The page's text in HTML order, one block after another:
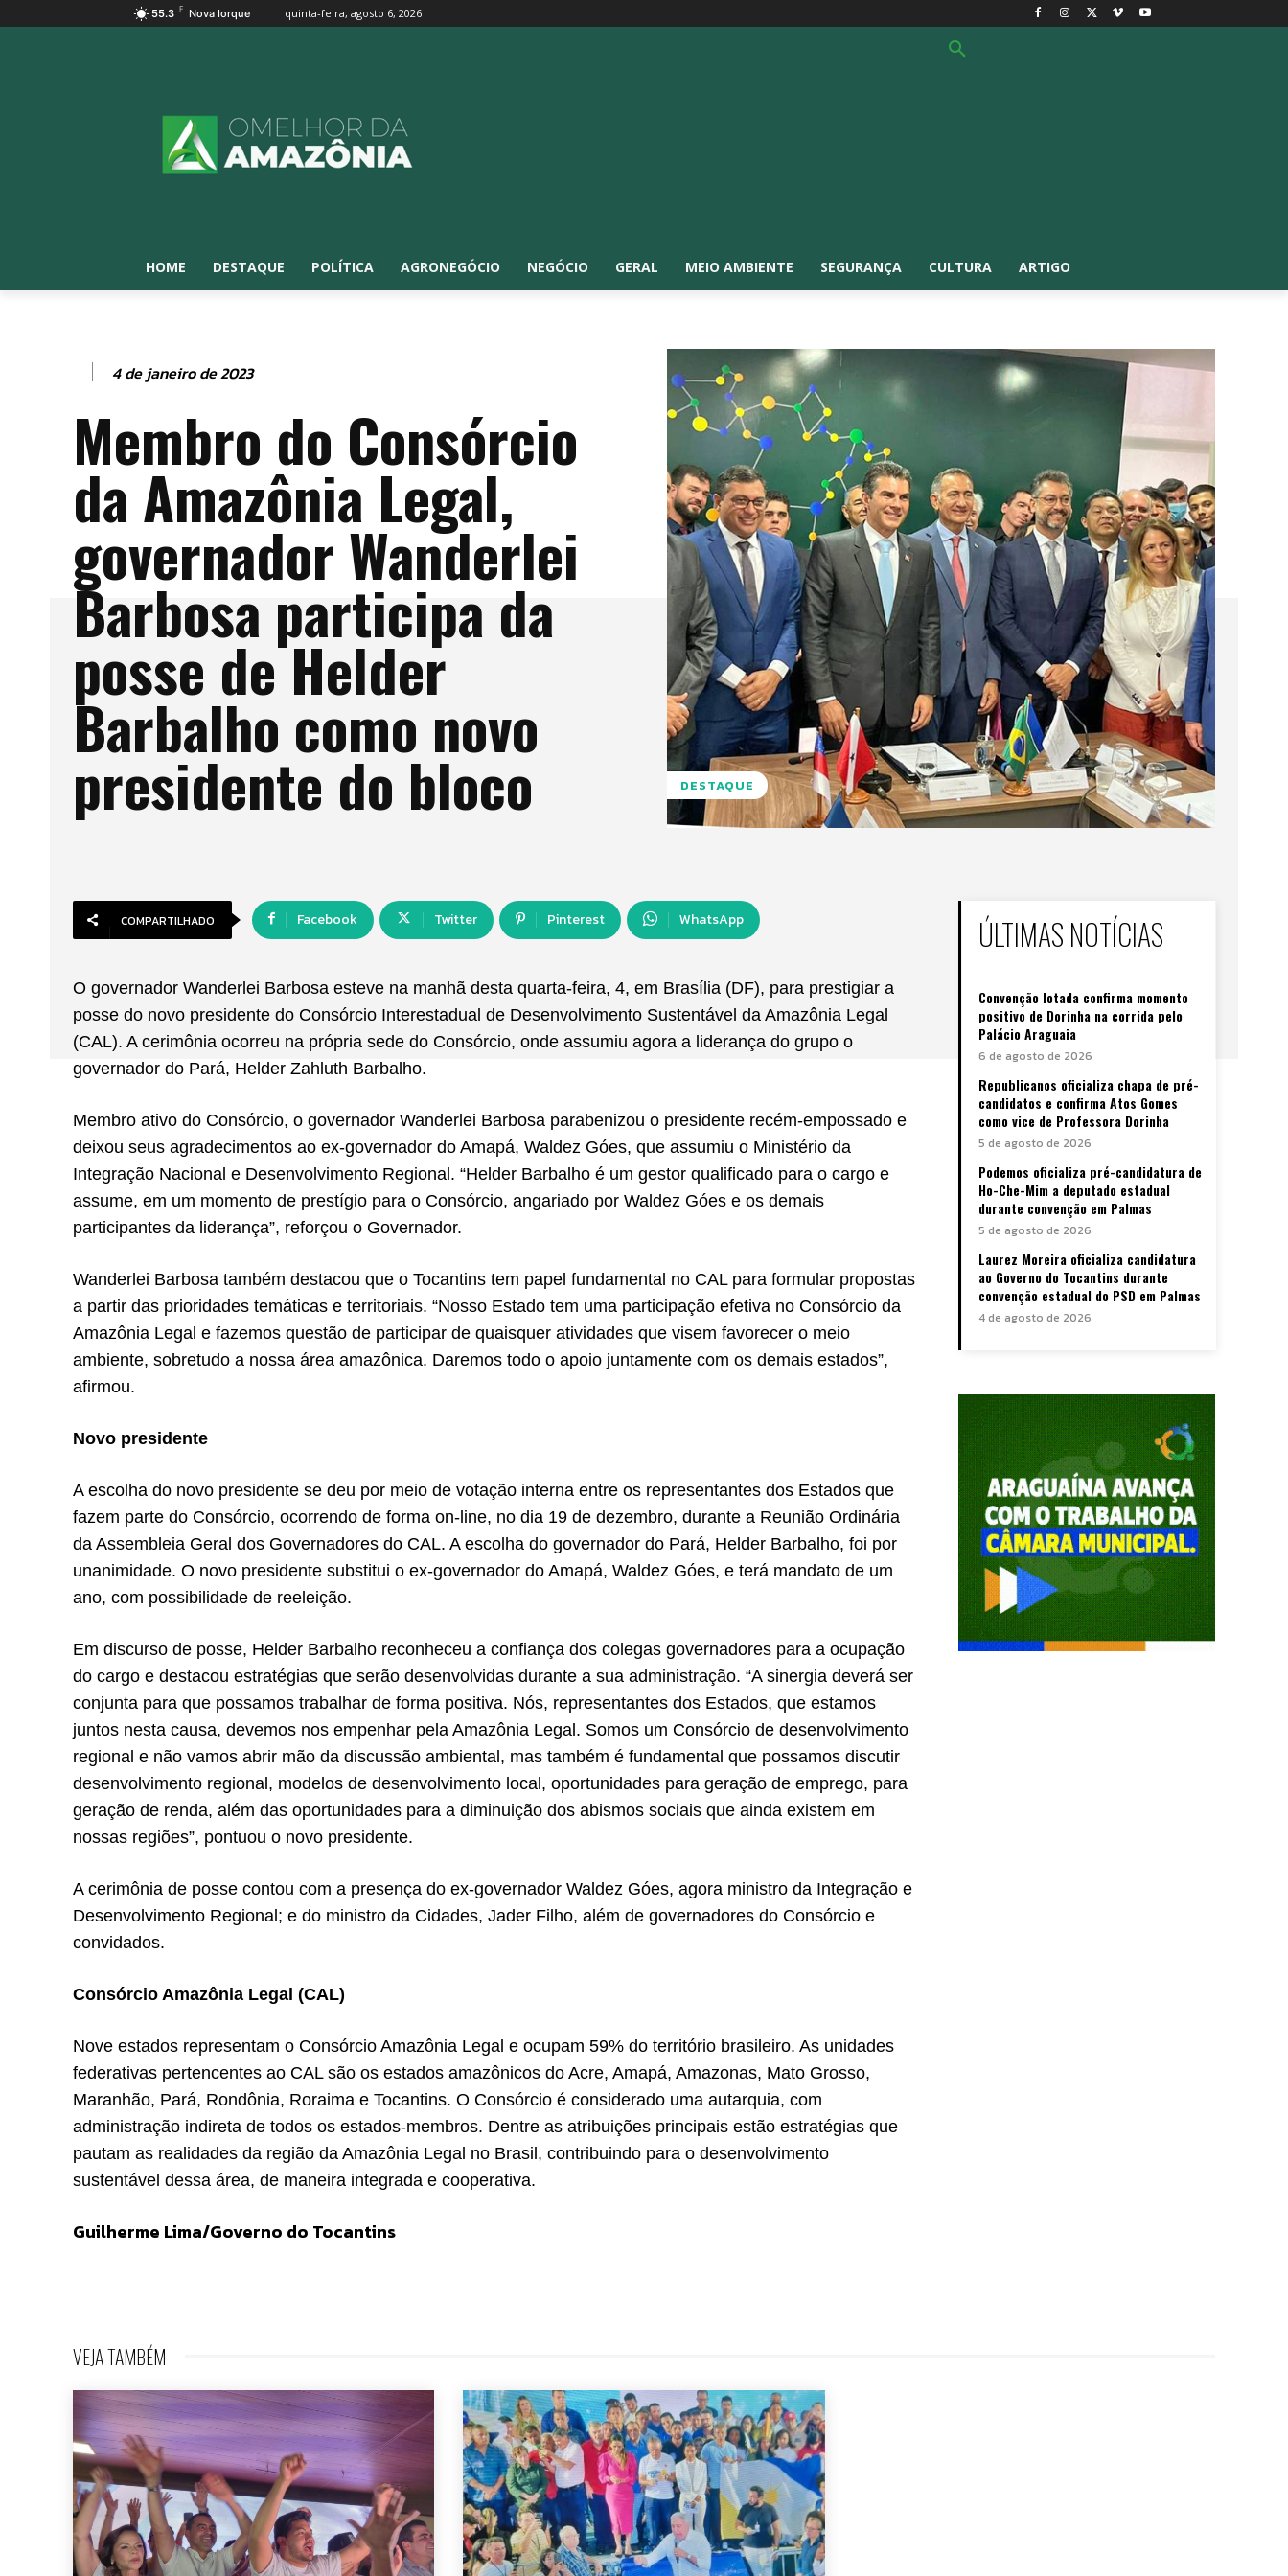
55.3 F Nova Iorque quinta-feira, agosto 6, 2026
HOME DESTAQUE POLÍTICA AGRONEGÓCIO NEGÓCIO GERAL MEIO AMBIENTE SEGURANÇA CULTURA ARTIGO
4 de janeiro de 2023
Membro do Consórcio
da Amazônia Legal,
governador Wanderlei
Barbosa participa da
posse de Helder
Barbalho como novo
presidente do bloco DESTAQUE
COMPARTILHADO Facebook Twitter Pinterest WhatsApp
O governador Wanderlei Barbosa esteve na manhã desta quarta-feira, 4, em Brasília (DF), para prestigiar a
posse do novo presidente do Consórcio Interestadual de Desenvolvimento Sustentável da Amazônia Legal
(CAL). A cerimônia ocorreu na própria sede do Consórcio, onde assumiu agora a liderança do grupo o
governador do Pará, Helder Zahluth Barbalho.
Membro ativo do Consórcio, o governador Wanderlei Barbosa parabenizou o presidente recém-empossado e
deixou seus agradecimentos ao ex-governador do Amapá, Waldez Góes, que assumiu o Ministério da
Integração Nacional e Desenvolvimento Regional. “Helder Barbalho é um gestor qualificado para o cargo e
assume, em um momento de prestígio para o Consórcio, angariado por Waldez Góes e os demais
participantes da liderança”, reforçou o Governador.
Wanderlei Barbosa também destacou que o Tocantins tem papel fundamental no CAL para formular propostas
a partir das prioridades temáticas e territoriais. “Nosso Estado tem uma participação efetiva no Consórcio da
Amazônia Legal e fazemos questão de participar de quaisquer atividades que visem favorecer o meio
ambiente, sobretudo a nossa área amazônica. Daremos todo o apoio juntamente com os demais estados”,
afirmou.
Novo presidente
A escolha do novo presidente se deu por meio de votação interna entre os representantes dos Estados que
fazem parte do Consórcio, ocorrendo de forma on-line, no dia 19 de dezembro, durante a Reunião Ordinária
da Assembleia Geral dos Governadores do CAL. A escolha do governador do Pará, Helder Barbalho, foi por
unanimidade. O novo presidente substitui o ex-governador do Amapá, Waldez Góes, e terá mandato de um
ano, com possibilidade de reeleição.
Em discurso de posse, Helder Barbalho reconheceu a confiança dos colegas governadores para a ocupação
do cargo e destacou estratégias que serão desenvolvidas durante a sua administração. “A sinergia deverá ser
conjunta para que possamos trabalhar de forma positiva. Nós, representantes dos Estados, que estamos
juntos nesta causa, devemos nos empenhar pela Amazônia Legal. Somos um Consórcio de desenvolvimento
regional e não vamos abrir mão da discussão ambiental, mas também é fundamental que possamos discutir
desenvolvimento regional, modelos de desenvolvimento local, oportunidades para geração de emprego, para
geração de renda, além das oportunidades para a diminuição dos abismos sociais que ainda existem em
nossas regiões”, pontuou o novo presidente.
A cerimônia de posse contou com a presença do ex-governador Waldez Góes, agora ministro da Integração e
Desenvolvimento Regional; e do ministro da Cidades, Jader Filho, além de governadores do Consórcio e
convidados.
Consórcio Amazônia Legal (CAL)
Nove estados representam o Consórcio Amazônia Legal e ocupam 59% do território brasileiro. As unidades
federativas pertencentes ao CAL são os estados amazônicos do Acre, Amapá, Amazonas, Mato Grosso,
Maranhão, Pará, Rondônia, Roraima e Tocantins. O Consórcio é considerado uma autarquia, com
administração indireta de todos os estados-membros. Dentre as atribuições principais estão estratégias que
pautam as realidades da região da Amazônia Legal no Brasil, contribuindo para o desenvolvimento
sustentável dessa área, de maneira integrada e cooperativa.
Guilherme Lima/Governo do Tocantins
ÚLTIMAS NOTÍCIAS
Convenção lotada confirma momento
positivo de Dorinha na corrida pelo
Palácio Araguaia
6 de agosto de 2026
Republicanos oficializa chapa de pré-
candidatos e confirma Atos Gomes
como vice de Professora Dorinha
5 de agosto de 2026
Podemos oficializa pré-candidatura de
Ho-Che-Mim a deputado estadual
durante convenção em Palmas
5 de agosto de 2026
Laurez Moreira oficializa candidatura
ao Governo do Tocantins durante
convenção estadual do PSD em Palmas
4 de agosto de 2026
VEJA TAMBÉM